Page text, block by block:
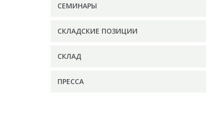
СЕМИНАРЫ
СКЛАДСКИЕ ПОЗИЦИИ
СКЛАД
ПРЕССА